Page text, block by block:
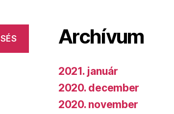
Archívum
2021. január
2020. december
2020. november